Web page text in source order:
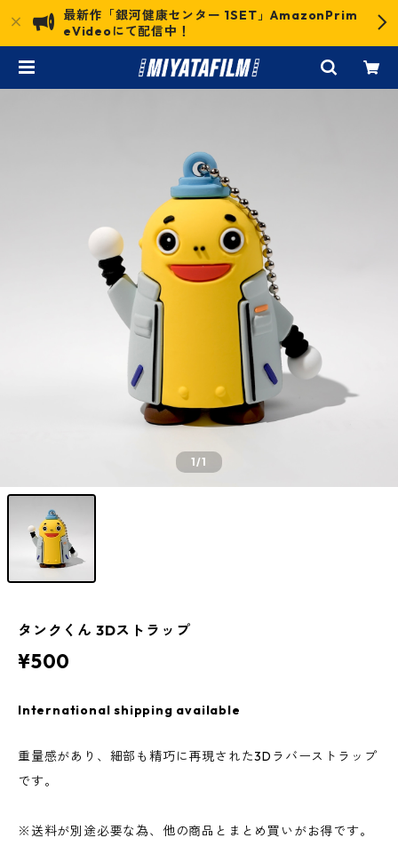
最新作「銀河健康センター 1SET」AmazonPrim
eVideoにて配信中！
1/1
タンクくん 3Dストラップ
¥500
International shipping available
重量感があり、細部も精巧に再現された3Dラバーストラップ
です。
※送料が別途必要な為、他の商品とまとめ買いがお得です。